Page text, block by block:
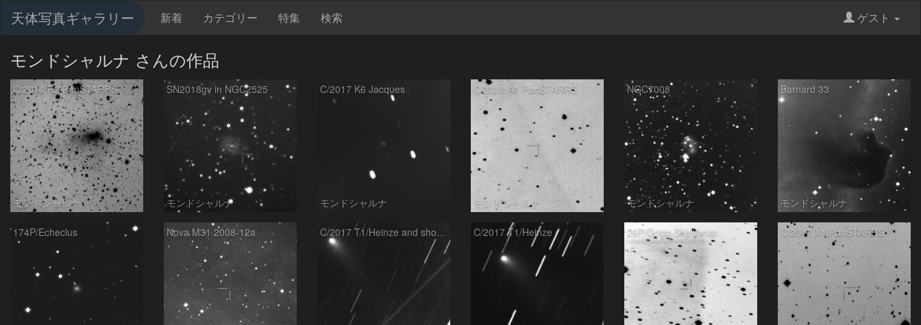
天体写真ギャラリー 新着 カテゴリー 特集 検索 ゲスト
モンドシャルナ さんの作品
C/2016 R2 PanSTARRS
モンドシャルナ
SN2018gv in NGC2525
モンドシャルナ
C/2017 K6 Jacques
モンドシャルナ
C/2018 A1 PanSTARRS
モンドシャルナ
NGC7008
モンドシャルナ
Barnard 33
モンドシャルナ
174P/Echeclus Nova M31 2008-12a C/2017 T1/Heinze and shooting star C/2017 T1/Heinze 26P/Grigg-Skjellerup C/2017 X1/PanSTARRS